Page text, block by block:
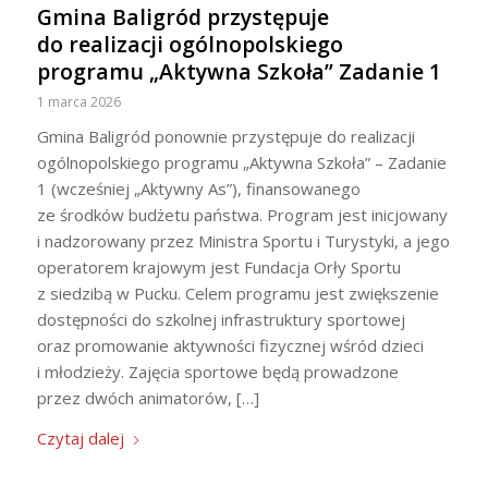
Gmina Baligród przystępuje
do realizacji ogólnopolskiego
programu „Aktywna Szkoła” Zadanie 1
1 marca 2026
Gmina Baligród ponownie przystępuje do realizacji
ogólnopolskiego programu „Aktywna Szkoła” – Zadanie
1 (wcześniej „Aktywny As”), finansowanego
ze środków budżetu państwa. Program jest inicjowany
i nadzorowany przez Ministra Sportu i Turystyki, a jego
operatorem krajowym jest Fundacja Orły Sportu
z siedzibą w Pucku. Celem programu jest zwiększenie
dostępności do szkolnej infrastruktury sportowej
oraz promowanie aktywności fizycznej wśród dzieci
i młodzieży. Zajęcia sportowe będą prowadzone
przez dwóch animatorów, […]
Czytaj dalej